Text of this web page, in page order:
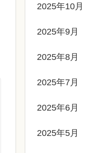
2025年10月
2025年9月
2025年8月
2025年7月
2025年6月
2025年5月